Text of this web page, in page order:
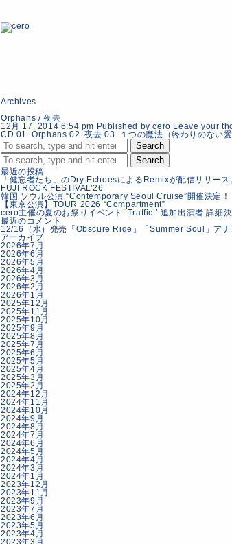
Archives
Orphans / 夜去
12月 17, 2014 6:54 pm Published bycero Leave your
CD 01. Orphans 02. 夜去 03. １つの魔法（終わりのない
Search
Search
最近の投稿
「健忘者たち」のDry EchoesによるRemixが配信リリー
FUJI ROCK FESTIVAL’26
韓国 ソウル公演 “Contemporary Seoul Cruise”開催決定！
【東京公演】TOUR 2026 “Compartment”
cero主催の夏のお祭りイベント’’Traffic’’ 追加出演者 詳細決
最近のコメント
12/16（水）発売「Obscure Ride」「Summer Soul」アナ
アーカイブ
2026年7月
2026年6月
2026年5月
2026年4月
2026年3月
2026年2月
2026年1月
2025年12月
2025年11月
2025年10月
2025年9月
2025年8月
2025年7月
2025年6月
2025年5月
2025年4月
2025年3月
2025年2月
2024年12月
2024年11月
2024年10月
2024年9月
2024年8月
2024年7月
2024年6月
2024年5月
2024年4月
2024年3月
2024年1月
2023年12月
2023年11月
2023年9月
2023年7月
2023年6月
2023年5月
2023年4月
2023年3月